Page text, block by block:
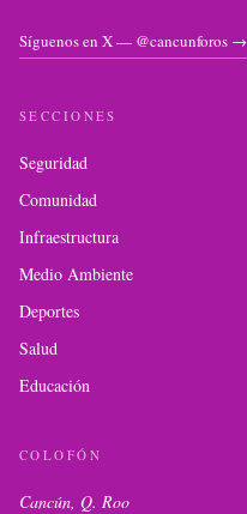
Síguenos en X — @cancunforos →
SECCIONES
Seguridad
Comunidad
Infraestructura
Medio Ambiente
Deportes
Salud
Educación
COLOFÓN
Cancún, Q. Roo